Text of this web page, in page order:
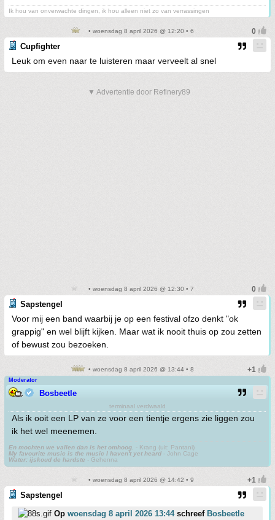
Ik hou van onverwachte dingen, ik hou alleen niet zo van verrassingen
• woensdag 8 april 2026 @ 12:20 • 6
Cupfighter
Leuk om even naar te luisteren maar verveelt al snel
▼ Advertentie door Refinery89
• woensdag 8 april 2026 @ 12:30 • 7
Sapstengel
Voor mij een band waarbij je op een festival ofzo denkt "ok
grappig" en wel blijft kijken. Maar wat ik nooit thuis op zou zetten
of bewust zou bezoeken.
• woensdag 8 april 2026 @ 13:44 • 8
Moderator
Bosbeetle
terminaal verdwaald
Als ik ooit een LP van ze voor een tientje ergens zie liggen zou
ik het wel meenemen.
En mochten we vallen dan is het omhoog.
- Krang (uit: Pantani)
My favourite music is the music I haven't yet heard - John Cage
Water: ijskoud de hardste - Gehenna
• woensdag 8 april 2026 @ 14:42 • 9
Sapstengel
Op woensdag 8 april 2026 13:44schreef Bosbeetle